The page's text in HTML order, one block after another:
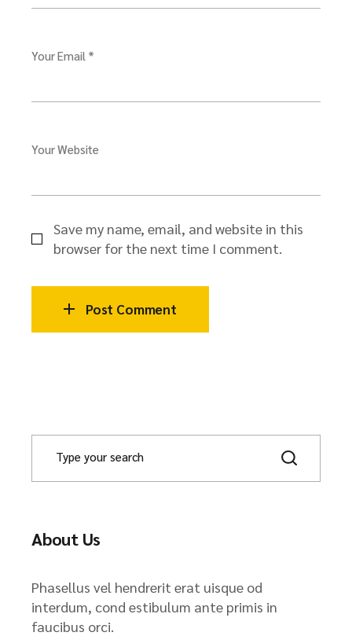
Your Email *
Your Website
Save my name, email, and website in this
browser for the next time I comment.
Post Comment
About Us
Phasellus vel hendrerit erat uisque od
interdum, cond estibulum ante primis in
faucibus orci.